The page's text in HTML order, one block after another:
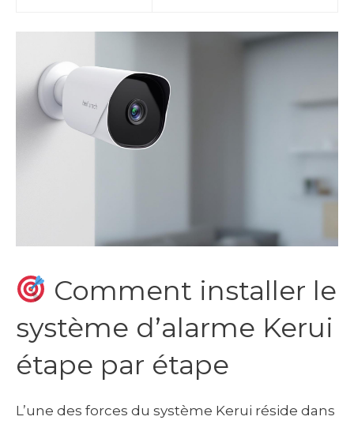
Comment installer le
système d’alarme Kerui
étape par étape
L’une des forces du système Kerui réside dans